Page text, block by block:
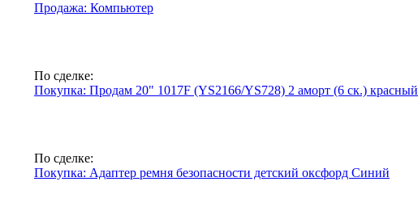
Продажа: Компьютер
По сделке:
Покупка: Продам 20" 1017F (YS2166/YS728) 2 аморт (6 ск.) красный
По сделке:
Покупка: Адаптер ремня безопасности детский оксфорд Синий